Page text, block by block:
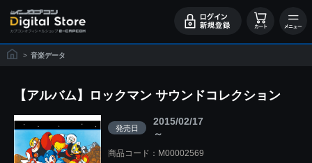
> 音楽データ
【アルバム】ロックマン サウンドコレクション
発売日
2015/02/17
～
商品コード：M00002569